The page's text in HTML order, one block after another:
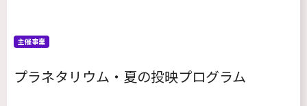
主催事業
プラネタリウム・夏の投映プログラム